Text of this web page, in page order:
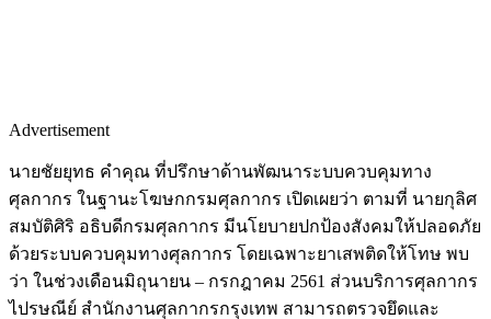
Advertisement
นายชัยยุทธ คำคุณ ที่ปรึกษาด้านพัฒนาระบบควบคุมทาง
ศุลกากร ในฐานะโฆษกกรมศุลกากร เปิดเผยว่า ตามที่ นายกุลิศ
สมบัติศิริ อธิบดีกรมศุลกากร มีนโยบายปกป้องสังคมให้ปลอดภัย
ด้วยระบบควบคุมทางศุลกากร โดยเฉพาะยาเสพติดให้โทษ พบ
ว่า ในช่วงเดือนมิถุนายน – กรกฎาคม 2561 ส่วนบริการศุลกากร
ไปรษณีย์ สำนักงานศุลกากรกรุงเทพ สามารถตรวจยึดและ